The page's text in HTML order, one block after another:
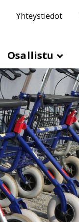
Yhteystiedot
Osallistu